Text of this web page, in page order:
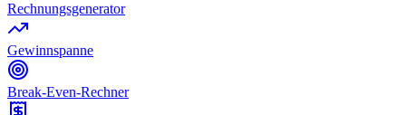
Rechnungsgenerator
Gewinnspanne
Break-Even-Rechner